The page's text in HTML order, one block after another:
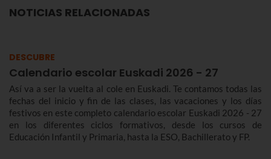
NOTICIAS RELACIONADAS
DESCUBRE
Calendario escolar Euskadi 2026 - 27
Así va a ser la vuelta al cole en Euskadi. Te contamos todas las
fechas del inicio y fin de las clases, las vacaciones y los días
festivos en este completo calendario escolar Euskadi 2026 - 27
en los diferentes ciclos formativos, desde los cursos de
Educación Infantil y Primaria, hasta la ESO, Bachillerato y FP.